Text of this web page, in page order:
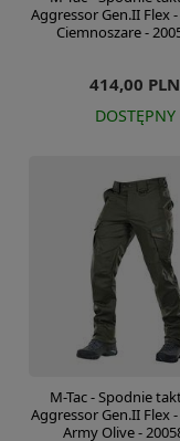
Aggressor Gen.II Flex
Ciemnoszare -
414,00 PLN
DOSTĘPNY
M-Tac - Spodnie
Aggressor Gen.II Flex
Army Olive -